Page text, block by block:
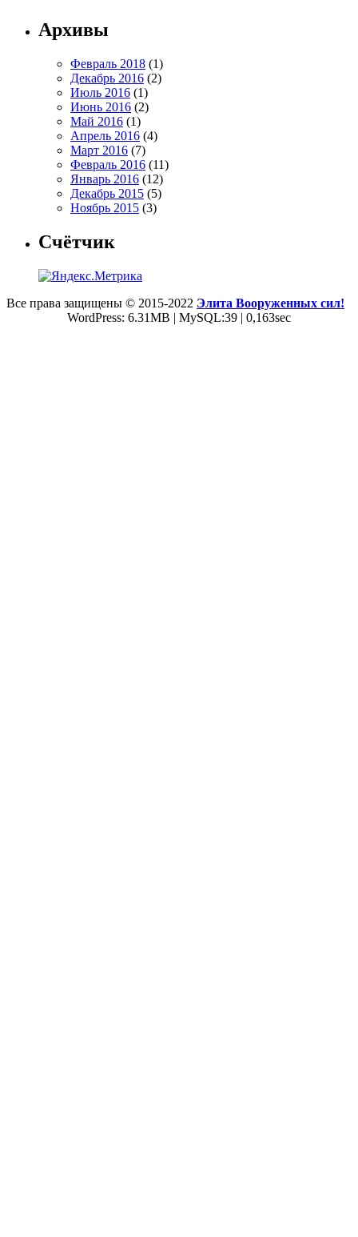
Архивы
Февраль 2018 (1)
Декабрь 2016 (2)
Июль 2016 (1)
Июнь 2016 (2)
Май 2016 (1)
Апрель 2016 (4)
Март 2016 (7)
Февраль 2016 (11)
Январь 2016 (12)
Декабрь 2015 (5)
Ноябрь 2015 (3)
Счётчик
Все права защищены © 2015-2022 Элита Вооруженных сил!
WordPress: 6.31MB | MySQL:39 | 0,163sec